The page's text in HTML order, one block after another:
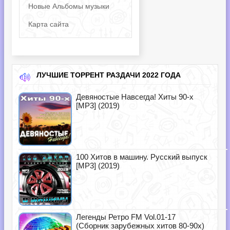
Новые Альбомы музыки
Карта сайта
ЛУЧШИЕ ТОРРЕНТ РАЗДАЧИ 2022 ГОДА
Девяностые Навсегда! Хиты 90-х
[MP3] (2019)
100 Хитов в машину. Русский выпуск
[MP3] (2019)
Легенды Ретро FM Vol.01-17
(Сборник зарубежных хитов 80-90х)